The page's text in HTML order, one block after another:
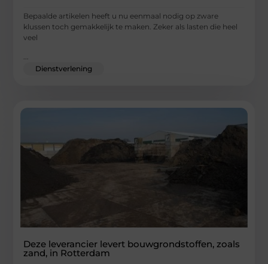
Bepaalde artikelen heeft u nu eenmaal nodig op zware
klussen toch gemakkelijk te maken. Zeker als lasten die heel
veel
...
Dienstverlening
Deze leverancier levert bouwgrondstoffen, zoals
zand, in Rotterdam